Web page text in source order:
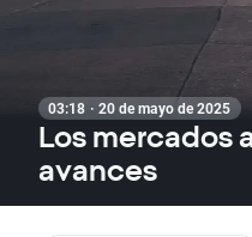
03:18 · 20 de mayo de 2025
​​​​​​​Los mercados
avances